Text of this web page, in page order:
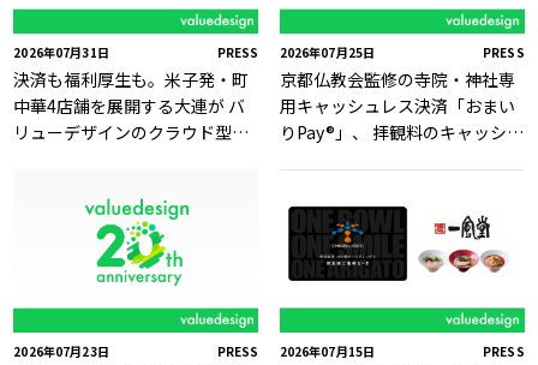
2026年07月31日 PRESS
決済も福利厚生も。米子発・町
中華4店舗を展開する大連が バ
リューデザインのクラウド型独
2026年07月25日 PRESS
京都仏教会監修の寺院・神社専
用キャッシュレス決済「おまい
りPay®」、 拝観料のキャッシュ
2026年07月23日 PRESS 2026年07月15日 PRESS